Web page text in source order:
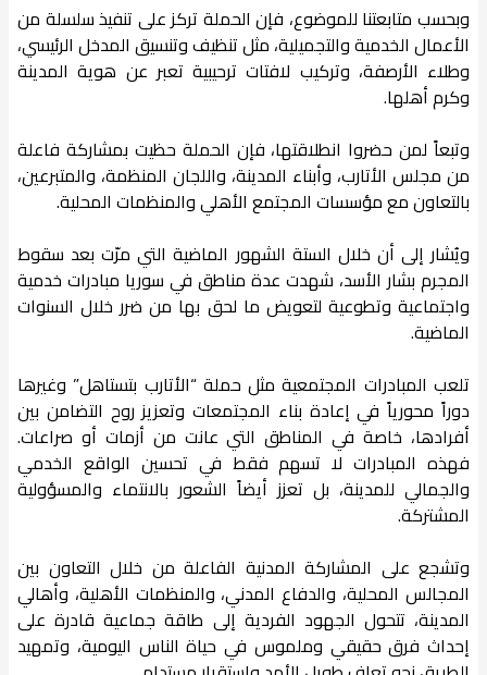
وبحسب متابعتنا للموضوع، فإن الحملة تركز على تنفيذ سلسلة من
الأعمال الخدمية والتجميلية، مثل تنظيف وتنسيق المدخل الرئيسي،
وطلاء الأرصفة، وتركيب لافتات ترحيبية تعبر عن هوية المدينة
وكرم أهلها.
وتبعاً لمن حضروا انطلاقتها، فإن الحملة حظيت بمشاركة فاعلة
من مجلس الأتارب، وأبناء المدينة، واللجان المنظمة، والمتبرعين،
بالتعاون مع مؤسسات المجتمع الأهلي والمنظمات المحلية.
ويُشار إلى أن خلال الستة الشهور الماضية التي مرّت بعد سقوط
المجرم بشار الأسد، شهدت عدة مناطق في سوريا مبادرات خدمية
واجتماعية وتطوعية لتعويض ما لحق بها من ضرر خلال السنوات
الماضية.
تلعب المبادرات المجتمعية مثل حملة “الأتارب بتستاهل” وغيرها
دوراً محورياً في إعادة بناء المجتمعات وتعزيز روح التضامن بين
أفرادها، خاصة في المناطق التي عانت من أزمات أو صراعات.
فهذه المبادرات لا تسهم فقط في تحسين الواقع الخدمي
والجمالي للمدينة، بل تعزز أيضاً الشعور بالانتماء والمسؤولية
المشتركة.
وتشجع على المشاركة المدنية الفاعلة من خلال التعاون بين
المجالس المحلية، والدفاع المدني، والمنظمات الأهلية، وأهالي
المدينة، تتحول الجهود الفردية إلى طاقة جماعية قادرة على
إحداث فرق حقيقي وملموس في حياة الناس اليومية، وتمهيد